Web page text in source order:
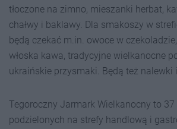
tłoczone na zimno, mieszanki herbat,
chałwy i baklawy. Dla smakoszy w
będą czekać m.in. owoce w
włoska kawa, tradycyjne wielkanocne
ukraińskie przysmaki. Będą też nalewki
Tegoroczny Jarmark Wielkanocny to 37
podzielonych na strefy handlową i